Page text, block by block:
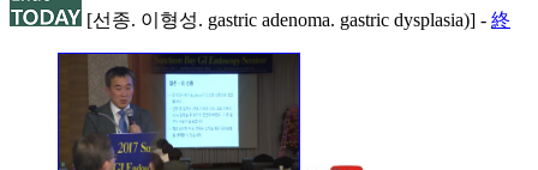
[선종. 이형성. gastric adenoma. gastric dysplasia)] - 終